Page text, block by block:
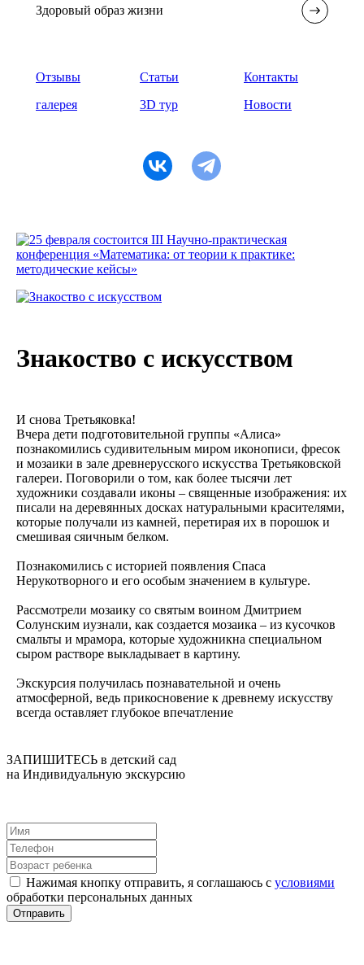
Здоровый образ жизни
Отзывы Статьи
Контакты
галерея
3D тур Новости
Знакоство с искусством
И снова Третьяковка!
Вчера дети подготовительной группы «Алиса»
познакомились судивительным миром иконописи, фресок
и мозаики в зале древнерусского искусства Третьяковской
галереи. Поговорили о том, как более тысячи лет
художники создавали иконы – священные изображения: их
писали на деревянных досках натуральными красителями,
которые получали из камней, перетирая их в порошок и
смешивая сяичным белком.
Познакомились с историей появления Спаса
Нерукотворного и его особым значением в культуре.
Рассмотрели мозаику со святым воином Дмитрием
Солунским иузнали, как создается мозаика – из кусочков
смальты и мрамора, которые художникна специальном
сыром растворе выкладывает в картину.
Экскурсия получилась познавательной и очень
атмосферной, ведь прикосновение к древнему искусству
всегда оставляет глубокое впечатление
ЗАПИШИТЕСЬ в детский сад
на Индивидуальную экскурсию
Нажимая кнопку отправить, я соглашаюсь с условиями
обработки персональных данных